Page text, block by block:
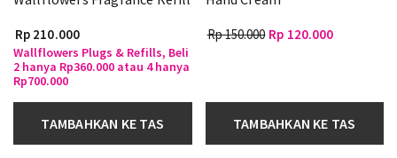
Rp 210.000
Wallflowers Plugs & Refills, Beli
2 hanya Rp360.000 atau 4 hanya
Rp700.000
TAMBAHKAN KE TAS
Rp 150.000 Rp 120.000
TAMBAHKAN KE TAS